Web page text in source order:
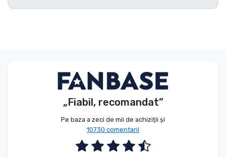
„Fiabil, recomandat”
Pe baza a zeci de mii de achiziții și
10730 comentarii